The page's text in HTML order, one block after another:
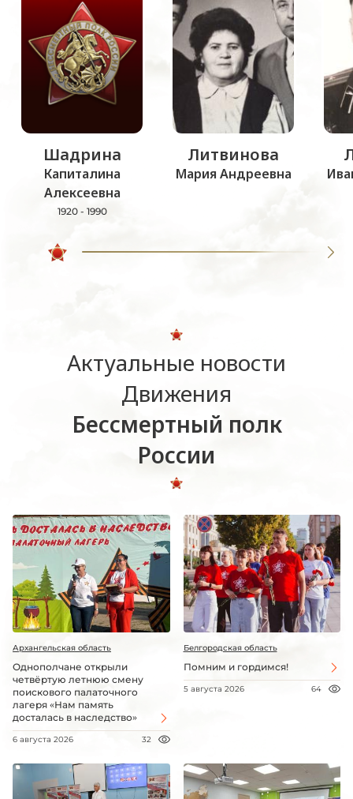
Шадрина
Капиталина
Алексеевна
1920 - 1990
Литвинова
Мария Андреевна
Актуальные новости
Движения
Бессмертный полк
России
Архангельская область
Однополчане открыли
четвёртую летнюю смену
поискового палаточного
лагеря «Нам память
досталась в наследство»
6 августа 2026 32
Белгородская область
Помним и гордимся!
5 августа 2026 64